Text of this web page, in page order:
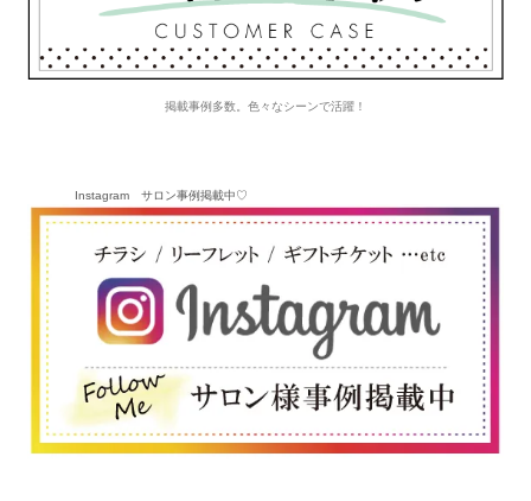
掲載事例多数。色々なシーンで活躍！
Instagram サロン事例掲載中♡